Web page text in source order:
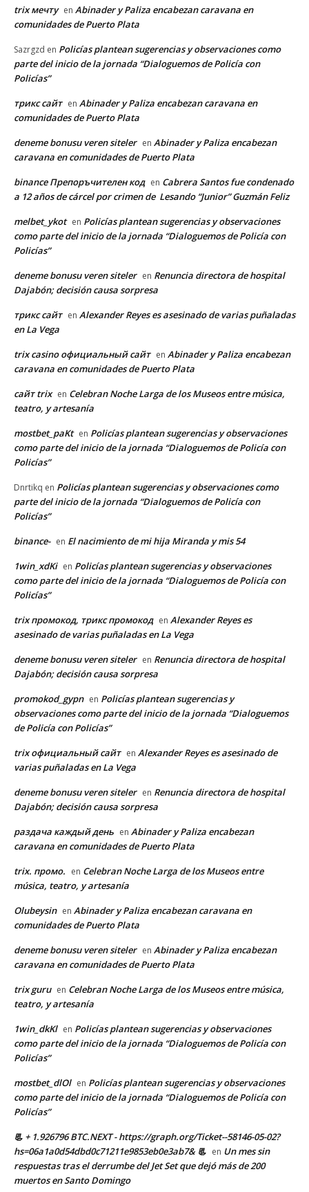
trix мечту en Abinader y Paliza encabezan caravana en
comunidades de Puerto Plata
Sazrgzd en Policías plantean sugerencias y observaciones como
parte del inicio de la jornada “Dialoguemos de Policía con
Policías”
трикс сайт en Abinader y Paliza encabezan caravana en
comunidades de Puerto Plata
deneme bonusu veren siteler en Abinader y Paliza encabezan
caravana en comunidades de Puerto Plata
binance Препоръчителен код en Cabrera Santos fue condenado
a 12 años de cárcel por crimen de Lesando “Junior” Guzmán Feliz
melbet_ykot en Policías plantean sugerencias y observaciones
como parte del inicio de la jornada “Dialoguemos de Policía con
Policías”
deneme bonusu veren siteler en Renuncia directora de hospital
Dajabón; decisión causa sorpresa
трикс сайт en Alexander Reyes es asesinado de varias puñaladas
en La Vega
trix casino официальный сайт en Abinader y Paliza encabezan
caravana en comunidades de Puerto Plata
сайт trix en Celebran Noche Larga de los Museos entre música,
teatro, y artesanía
mostbet_paKt en Policías plantean sugerencias y observaciones
como parte del inicio de la jornada “Dialoguemos de Policía con
Policías”
Dnrtikq en Policías plantean sugerencias y observaciones como
parte del inicio de la jornada “Dialoguemos de Policía con
Policías”
binance- en El nacimiento de mi hija Miranda y mis 54
1win_xdKi en Policías plantean sugerencias y observaciones
como parte del inicio de la jornada “Dialoguemos de Policía con
Policías”
trix промокод, трикс промокод en Alexander Reyes es
asesinado de varias puñaladas en La Vega
deneme bonusu veren siteler en Renuncia directora de hospital
Dajabón; decisión causa sorpresa
promokod_gypn en Policías plantean sugerencias y
observaciones como parte del inicio de la jornada “Dialoguemos
de Policía con Policías”
trix официальный сайт en Alexander Reyes es asesinado de
varias puñaladas en La Vega
deneme bonusu veren siteler en Renuncia directora de hospital
Dajabón; decisión causa sorpresa
раздача каждый день en Abinader y Paliza encabezan
caravana en comunidades de Puerto Plata
trix. промо. en Celebran Noche Larga de los Museos entre
música, teatro, y artesanía
Olubeysin en Abinader y Paliza encabezan caravana en
comunidades de Puerto Plata
deneme bonusu veren siteler en Abinader y Paliza encabezan
caravana en comunidades de Puerto Plata
trix guru en Celebran Noche Larga de los Museos entre música,
teatro, y artesanía
1win_dkKl en Policías plantean sugerencias y observaciones
como parte del inicio de la jornada “Dialoguemos de Policía con
Policías”
mostbet_dlOl en Policías plantean sugerencias y observaciones
como parte del inicio de la jornada “Dialoguemos de Policía con
Policías”
📃 + 1.926796 BTC.NEXT - https://graph.org/Ticket--58146-05-02?
hs=06a1a0d54dbd0c71211e9853eb0e3ab7& 📃 en Un mes sin
respuestas tras el derrumbe del Jet Set que dejó más de 200
muertos en Santo Domingo